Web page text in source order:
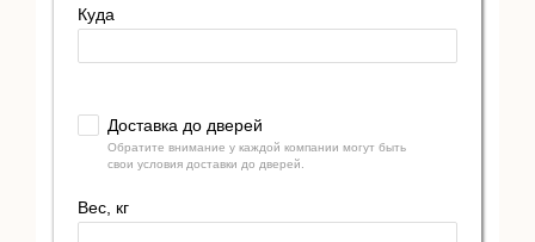
Куда
Доставка до дверей
Обратите внимание у каждой компании могут быть
свои условия доставки до дверей.
Вес, кг